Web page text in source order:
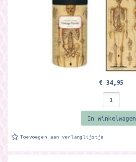
€ 34,95
In winkelwagen
Toevoegen aan verlanglijstje